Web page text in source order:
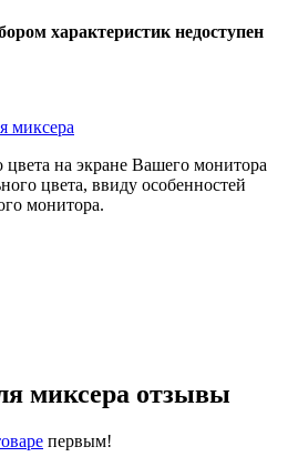
характеристик недоступен
на экране Вашего монитора
цвета, ввиду особенностей
монитора.
миксера отзывы
первым!